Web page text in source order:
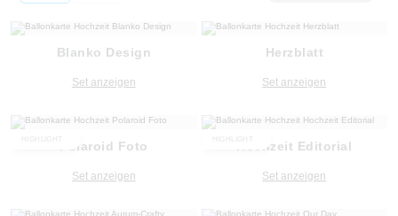
Blanko Design
Set anzeigen
Herzblatt
Set anzeigen
Polaroid Foto
Set anzeigen
Hochzeit Editorial
Set anzeigen